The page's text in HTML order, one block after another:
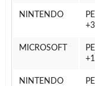
3+
NINTENDO
MICROSOFT
NINTENDO